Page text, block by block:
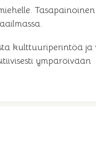
Tasapainoinen
kulttuuriperintöä ja
ympäröivään